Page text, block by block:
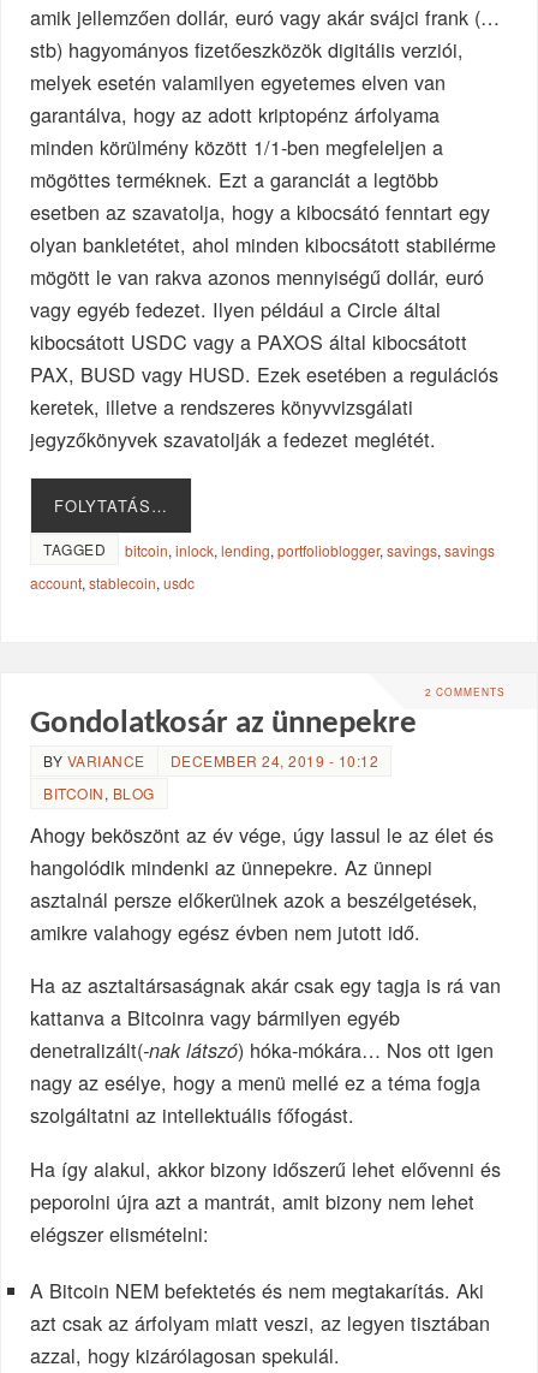
amik jellemzően dollár, euró vagy akár svájci frank (…
stb) hagyományos fizetőeszközök digitális verziói,
melyek esetén valamilyen egyetemes elven van
garantálva, hogy az adott kriptopénz árfolyama
minden körülmény között 1/1-ben megfeleljen a
mögöttes terméknek. Ezt a garanciát a legtöbb
esetben az szavatolja, hogy a kibocsátó fenntart egy
olyan bankletétet, ahol minden kibocsátott stabilérme
mögött le van rakva azonos mennyiségű dollár, euró
vagy egyéb fedezet. Ilyen például a Circle által
kibocsátott USDC vagy a PAXOS által kibocsátott
PAX, BUSD vagy HUSD. Ezek esetében a regulációs
keretek, illetve a rendszeres könyvvizsgálati
jegyzőkönyvek szavatolják a fedezet meglétét.
FOLYTATÁS…
TAGGED bitcoin,inlock,lending,portfolioblogger,savings,savings
account,stablecoin,usdc
2 COMMENTS
Gondolatkosár az ünnepekre
BY VARIANCE
DECEMBER 24, 2019 - 10:12
BITCOIN, BLOG
Ahogy beköszönt az év vége, úgy lassul le az élet és
hangolódik mindenki az ünnepekre. Az ünnepi
asztalnál persze előkerülnek azok a beszélgetések,
amikre valahogy egész évben nem jutott idő.
Ha az asztaltársaságnak akár csak egy tagja is rá van
kattanva a Bitcoinra vagy bármilyen egyéb
denetralizált(-nak látszó) hóka-mókára… Nos ott igen
nagy az esélye, hogy a menü mellé ez a téma fogja
szolgáltatni az intellektuális főfogást.
Ha így alakul, akkor bizony időszerű lehet elővenni és
peporolni újra azt a mantrát, amit bizony nem lehet
elégszer elismételni:
A Bitcoin NEM befektetés és nem megtakarítás. Aki
azt csak az árfolyam miatt veszi, az legyen tisztában
azzal, hogy kizárólagosan spekulál.